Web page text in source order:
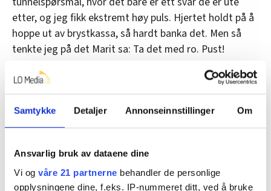
Samtykke Detaljer Annonseinnstillinger Om
Ansvarlig bruk av dataene dine
Vi og våre 21 partnerne behandler de personlige
opplysningene dine, f.eks. IP-nummeret ditt, ved å bruke
etter, og jeg fikk ekstremt høy puls. Hjertet holdt på å
hoppe ut av brystkassa, så hardt banka det. Men så
tenkte jeg på det Marit sa: Ta det med ro. Pust!
Opsahl opplevde blant annet at bedriften kjørte hardt
på at han ikke burde jobbe skift. At to uker med 12
timer arbeidsdag, dag en uke og natt en uke, ville
– Jeg har et veldig godt sovehjerte, og kan sovne hvor
som helst og når som helst. Så lenge jeg får sove nok,
er det det samme for meg når jeg sover. Jeg kan jobbe